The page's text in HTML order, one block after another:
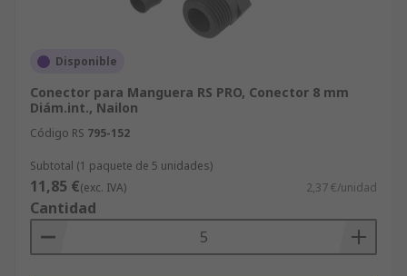
Disponible
Conector para Manguera RS PRO, Conector 8 mm
Diám.int., Nailon
Código RS 795-152
Subtotal (1 paquete de 5 unidades)
11,85 €(exc. IVA) 2,37 €/unidad
Cantidad